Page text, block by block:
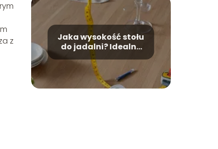
z
Jaka wysokość stołu
do jadalni? Idealne
wymiary dla Twojej
wygody